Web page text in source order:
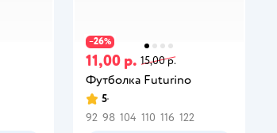
−26%
11,00 р. 15,00 р.
Футболка Futurino
5
92 98 104 110 116 122